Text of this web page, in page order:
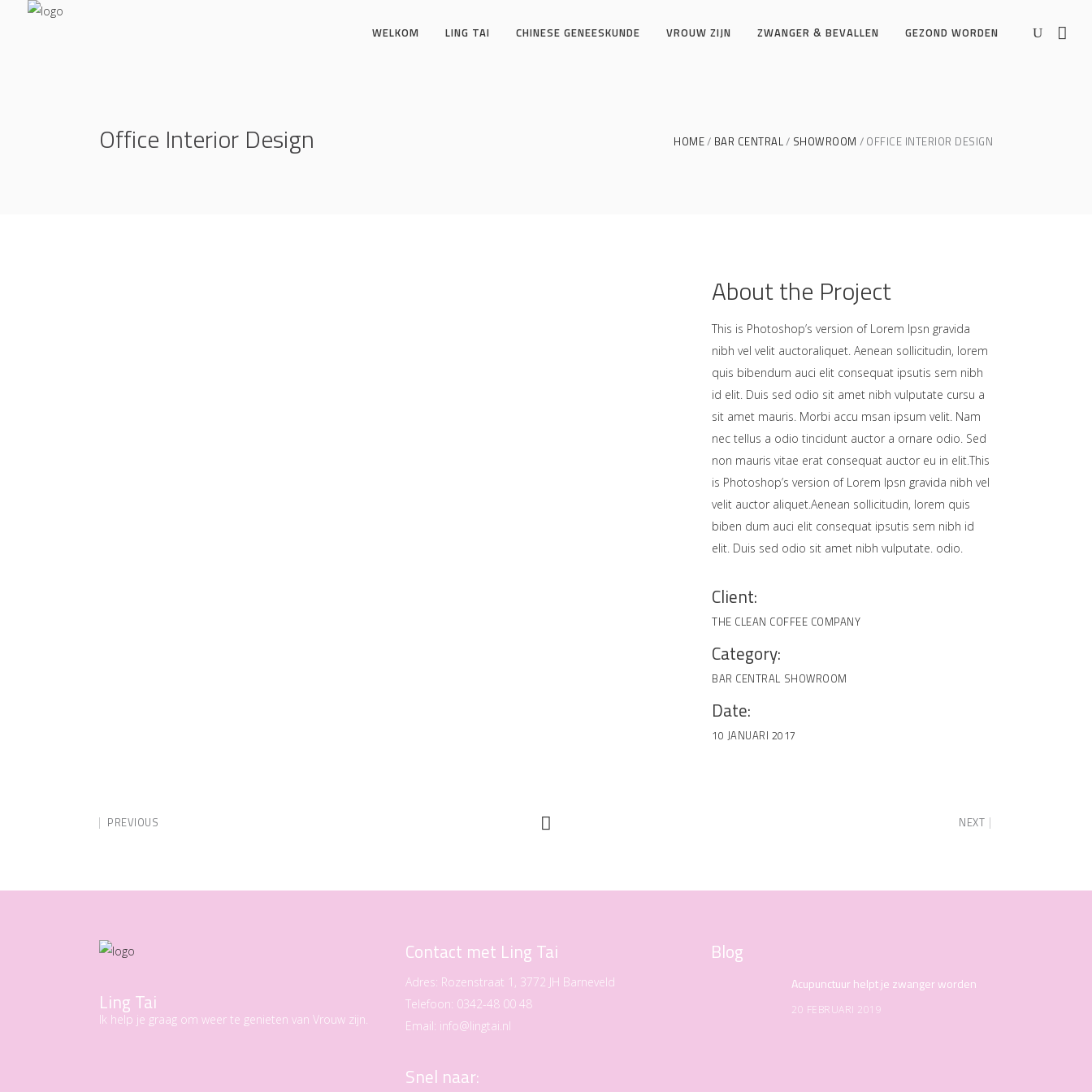
WELKOM LING TAI CHINESE GENEESKUNDE VROUW ZIJN ZWANGER & BEVALLEN GEZOND WORDEN
Office Interior Design HOME BAR CENTRAL SHOWROOM OFFICE INTERIOR DESIGN
About the Project
This is Photoshop’s version of Lorem Ipsn gravida
nibh vel velit auctoraliquet. Aenean sollicitudin, lorem
quis bibendum auci elit consequat ipsutis sem nibh
id elit. Duis sed odio sit amet nibh vulputate cursu a
sit amet mauris. Morbi accu msan ipsum velit. Nam
nec tellus a odio tincidunt auctor a ornare odio. Sed
non mauris vitae erat consequat auctor eu in elit.This
is Photoshop’s version of Lorem Ipsn gravida nibh vel
velit auctor aliquet.Aenean sollicitudin, lorem quis
biben dum auci elit consequat ipsutis sem nibh id
elit. Duis sed odio sit amet nibh vulputate. odio.
Client:
THE CLEAN COFFEE COMPANY
Category:
BAR CENTRAL SHOWROOM
Date:
10 JANUARI 2017
PREVIOUS NEXT
Ling Tai
Ik help je graag om weer te genieten van Vrouw zijn.
Contact met Ling Tai
Adres: Rozenstraat 1, 3772 JH Barneveld
Telefoon: 0342-48 00 48
Email: info@lingtai.nl
Snel naar:
Blog
Acupunctuur helpt je zwanger worden
20 FEBRUARI 2019